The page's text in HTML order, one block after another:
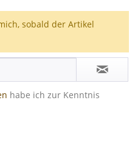
sobald der Artikel
habe ich zur Kenntnis